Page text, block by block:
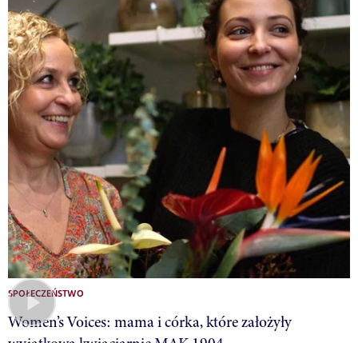
SPOŁECZEŃSTWO
Women’s Voices: mama i córka, które założyły